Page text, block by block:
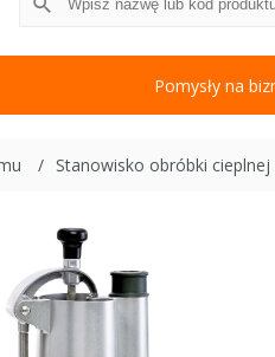
Pomysły na
Stanowisko obróbki